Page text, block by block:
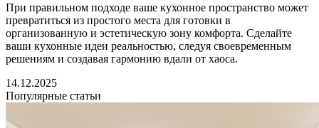
При правильном подходе ваше кухонное пространство может
превратиться из простого места для готовки в
организованную и эстетическую зону комфорта. Сделайте
ваши кухонные идеи реальностью, следуя своевременным
решениям и создавая гармонию вдали от хаоса.
14.12.2025
Популярные статьи